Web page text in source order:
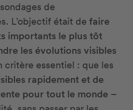
de
L’objectif était de faire
importants le plus tôt
les évolutions visibles
critère essentiel : que les
rapidement et de
pour tout le monde –